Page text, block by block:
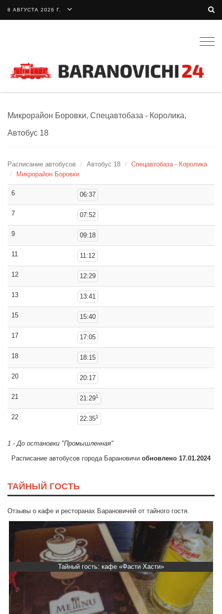
8 АВГУСТА 2026 Г.
Микрорайон Боровки, Спецавтобаза - Королика,
Автобус 18
Расписание автобусов Автобус 18
Спецавтобаза - Королика
Микрорайон Боровки
6 06:37
7 07:52
9 09:18
11 11:12
12 12:29
13 13:41
15 15:40
17 17:05
18 18:15
20 20:17
21 21:291
22 22:351
1 - До остановки "Промышленная"
Расписание автобусов города Барановичи обновлено 17.01.2024
ТАЙНЫЙ ГОСТЬ
Отзывы о кафе и ресторанах Барановичей от тайного гостя.
Тайный гость: кафе «Фасти Хасти»